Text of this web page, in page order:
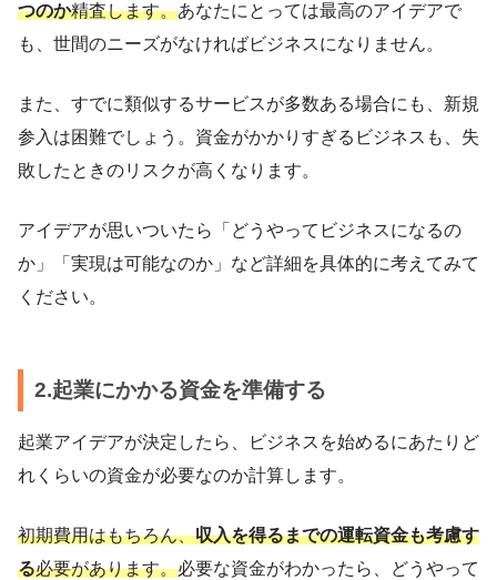
つのか精査します。あなたにとっては最高のアイデアで
も、世間のニーズがなければビジネスになりません。
また、すでに類似するサービスが多数ある場合にも、新規
参入は困難でしょう。資金がかかりすぎるビジネスも、失
敗したときのリスクが高くなります。
アイデアが思いついたら「どうやってビジネスになるの
か」「実現は可能なのか」など詳細を具体的に考えてみて
ください。
2.起業にかかる資金を準備する
起業アイデアが決定したら、ビジネスを始めるにあたりど
れくらいの資金が必要なのか計算します。
初期費用はもちろん、収入を得るまでの運転資金も考慮す
る必要があります。必要な資金がわかったら、どうやって